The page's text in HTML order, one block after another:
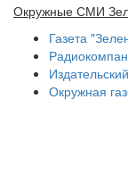
Окружные СМИ
Газета
Окружная